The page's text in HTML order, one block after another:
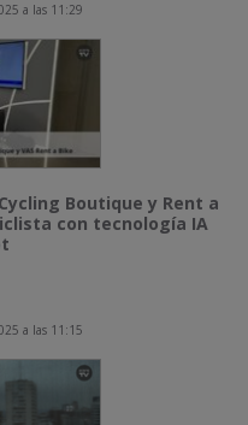
a las 11:29
Boutique y Rent a
con tecnología IA
a las 11:15